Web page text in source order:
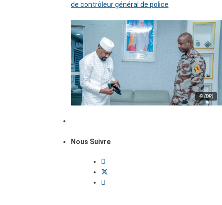
de contrôleur général de police
© (DR)
Nous Suivre